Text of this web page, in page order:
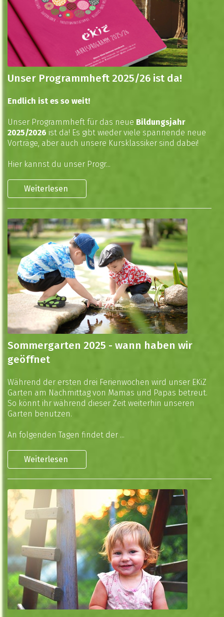
Unser Programmheft 2025/26 ist da!
Endlich ist es so weit!
Unser Programmheft für das neue Bildungsjahr
2025/2026 ist da! Es gibt wieder viele spannende neue
Vorträge, aber auch unsere Kursklassiker sind dabei!
Hier kannst du unser Progr...
Weiterlesen
Sommergarten 2025 - wann haben wir
geöffnet
Während der ersten drei Ferienwochen wird unser EKiZ
Garten am Nachmittag von Mamas und Papas betreut.
So könnt ihr während dieser Zeit weiterhin unseren
Garten benutzen.
An folgenden Tagen findet der ...
Weiterlesen